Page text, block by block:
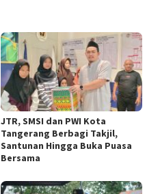
JTR, SMSI dan PWI Kota
Tangerang Berbagi Takjil,
Santunan Hingga Buka Puasa
Bersama